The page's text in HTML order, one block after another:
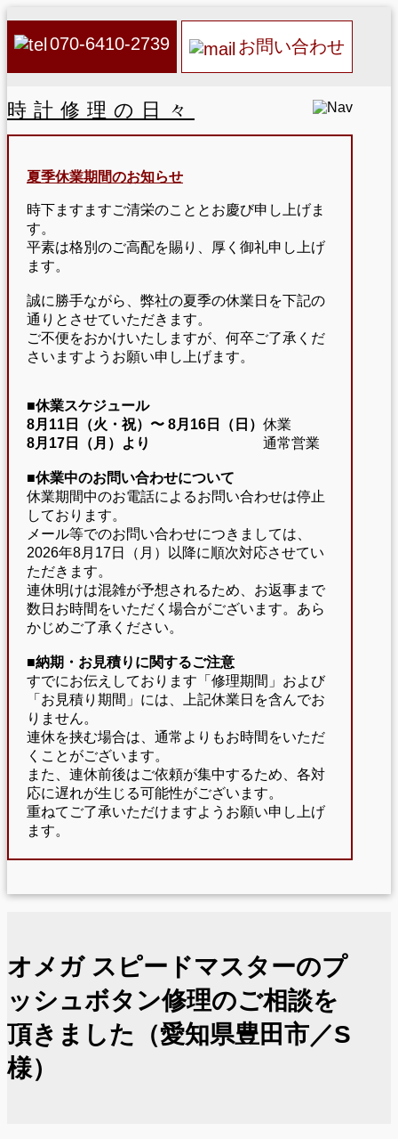
070-6410-2739 お問い合わせ
時計修理の日々
夏季休業期間のお知らせ
時下ますますご清栄のこととお慶び申し上げま
す。
平素は格別のご高配を賜り、厚く御礼申し上げ
ます。
誠に勝手ながら、弊社の夏季の休業日を下記の
通りとさせていただきます。
ご不便をおかけいたしますが、何卒ご了承くだ
さいますようお願い申し上げます。
■休業スケジュール
8月11日（火・祝）〜 8月16日（日） 休業
8月17日（月）より
通常営業
■休業中のお問い合わせについて
休業期間中のお電話によるお問い合わせは停止
しております。
メール等でのお問い合わせにつきましては、
2026年8月17日（月）以降に順次対応させてい
ただきます。
連休明けは混雑が予想されるため、お返事まで
数日お時間をいただく場合がございます。あら
かじめご了承ください。
■納期・お見積りに関するご注意
すでにお伝えしております「修理期間」および
「お見積り期間」には、上記休業日を含んでお
りません。
連休を挟む場合は、通常よりもお時間をいただ
くことがございます。
また、連休前後はご依頼が集中するため、各対
応に遅れが生じる可能性がございます。
重ねてご了承いただけますようお願い申し上げ
ます。
オメガ スピードマスターのプ
ッシュボタン修理のご相談を
頂きました（愛知県豊田市／S
様）